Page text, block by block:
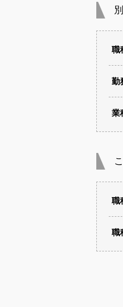
職
勤
業
職
職